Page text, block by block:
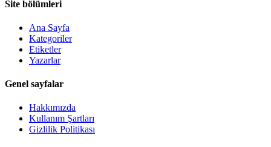
Site bölümleri
Ana Sayfa
Kategoriler
Etiketler
Yazarlar
Genel sayfalar
Hakkımızda
Kullanım Şartları
Gizlilik Politikası